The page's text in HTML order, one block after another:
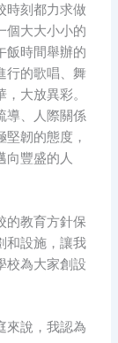
時刻都力求做
個大大小小的
飯時間舉辦的
行的歌唱、舞
大放異彩。
導、人際關係
韌的態度，
向豐盛的人
的教育方針保
和設施，讓我
校為大家創設
來說，我認為